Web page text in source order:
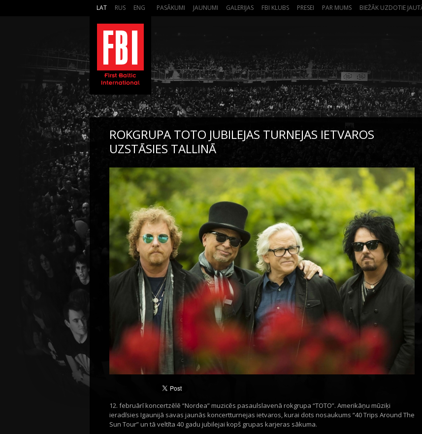
LAT RUS ENG PASĀKUMI JAUNUMI GALERIJAS FBI KLUBS PRESEI PAR MUMS BIEŽĀK UZDOTIE
ROKGRUPA TOTO JUBILEJAS TURNEJAS IETVAROS
UZSTĀSIES TALLINĀ
12. februārī koncertzēlē “Nordea” muzicēs pasaulslavenā rokgrupa “TOTO”. Amerikāņu mūziķi
ieradīsies Igaunijā savas jaunās koncertturnejas ietvaros, kurai dots nosaukums “40 Trips Around The
Sun Tour” un tā veltīta 40 gadu jubilejai kopš grupas karjeras sākuma.